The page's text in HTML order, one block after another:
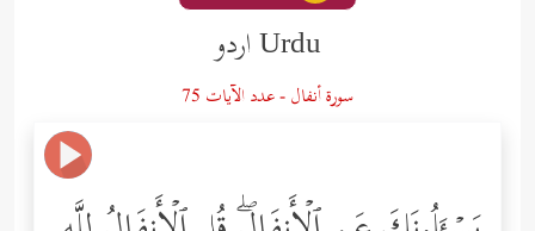
Urdu اردو
سورة أنفال - عدد الآيات 75